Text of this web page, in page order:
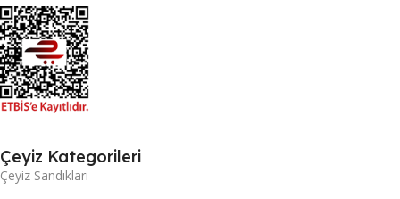
Çeyiz Kategorileri
Çeyiz Sandıkları